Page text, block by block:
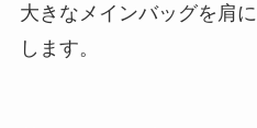
大きなメインバッグを肩
します。